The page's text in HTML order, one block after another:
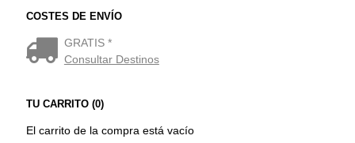
COSTES DE ENVÍO
GRATIS *
Consultar Destinos
TU CARRITO (0)
El carrito de la compra está vacío